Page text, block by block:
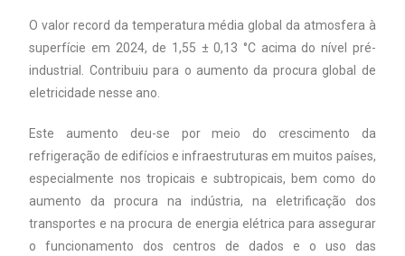
O valor record da temperatura média global da atmosfera à
superfície em 2024, de 1,55 ± 0,13 °C acima do nível pré-
industrial. Contribuiu para o aumento da procura global de
eletricidade nesse ano.
Este aumento deu-se por meio do crescimento da
refrigeração de edifícios e infraestruturas em muitos países,
especialmente nos tropicais e subtropicais, bem como do
aumento da procura na indústria, na eletrificação dos
transportes e na procura de energia elétrica para assegurar
o funcionamento dos centros de dados e o uso das